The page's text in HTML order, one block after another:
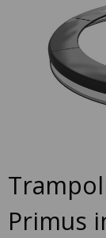
Primus
images
Skip
to
the
beginning